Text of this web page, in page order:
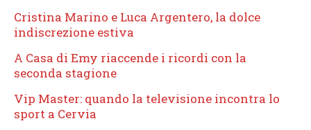
Cristina Marino e Luca Argentero, la dolce
indiscrezione estiva
A Casa di Emy riaccende i ricordi con la
seconda stagione
Vip Master: quando la televisione incontra lo
sport a Cervia